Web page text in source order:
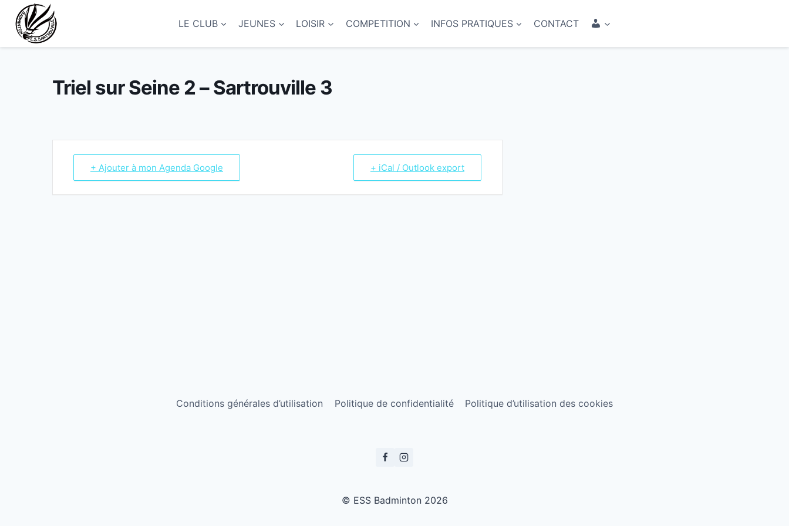
contenu
LE CLUB JEUNES LOISIR COMPETITION INFOS PRATIQUES CONTACT COMPTE
Triel sur Seine 2 – Sartrouville 3
+ Ajouter à mon Agenda Google + iCal / Outlook export
Conditions générales d’utilisation Politique de confidentialité Politique d’utilisation des cookies
© ESS Badminton 2026